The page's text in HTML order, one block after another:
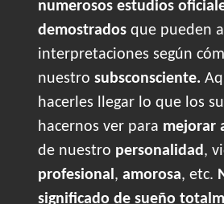
numerosos estudios
demostrados que pueden
interpretaciones según
nuestro subsconsciente.
hacerles llegar lo que los
hacernos ver para mejorar
de nuestro personalidad,
profesional, amorosa, etc.
significado de sueño